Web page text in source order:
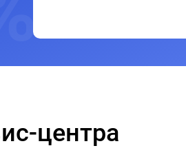
центра